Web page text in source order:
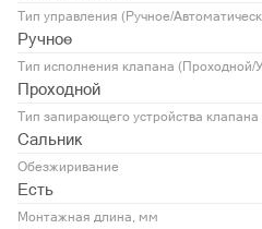
Тип управления (Ручное/
Ручное
Тип исполнения клапана (Проходной/
Проходной
Тип запирающего устройства клапана
Сальник
Обезжиривание
Есть
Монтажная длина, мм